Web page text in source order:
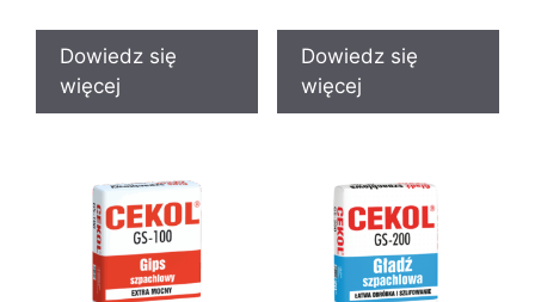
Dowiedz się
więcej
Dowiedz się
więcej